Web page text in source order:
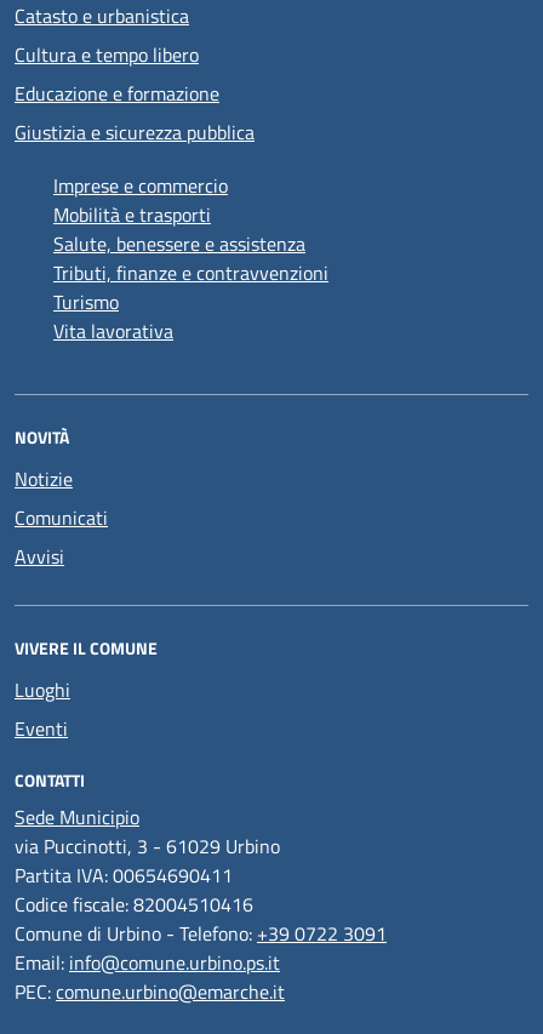
Catasto e urbanistica
Cultura e tempo libero
Educazione e formazione
Giustizia e sicurezza pubblica
Imprese e commercio
Mobilità e trasporti
Salute, benessere e assistenza
Tributi, finanze e contravvenzioni
Turismo
Vita lavorativa
NOVITÀ
Notizie
Comunicati
Avvisi
VIVERE IL COMUNE
Luoghi
Eventi
CONTATTI
Sede Municipio
via Puccinotti, 3 - 61029 Urbino
Partita IVA: 00654690411
Codice fiscale: 82004510416
Comune di Urbino - Telefono: +39 0722 3091
Email: info@comune.urbino.ps.it
PEC:comune.urbino@emarche.it